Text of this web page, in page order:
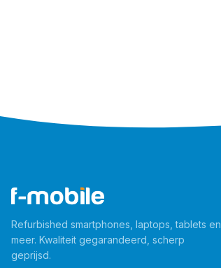
Refurbished smartphones, laptops, tablets en
meer. Kwaliteit gegarandeerd, scherp
geprijsd.